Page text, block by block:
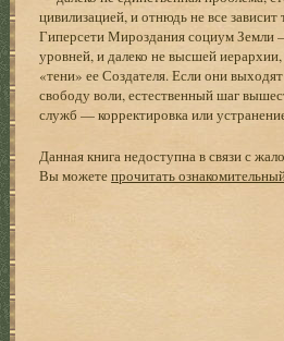
цивилизацией, и отнюдь не все
Гиперсети Мироздания социум Земли
уровней, и далеко не высшей
«тени» ее Создателя. Если они
свободу воли, естественный шаг
служб — корректировка или
Данная книга недоступна в связи с
Вы можетепрочитать